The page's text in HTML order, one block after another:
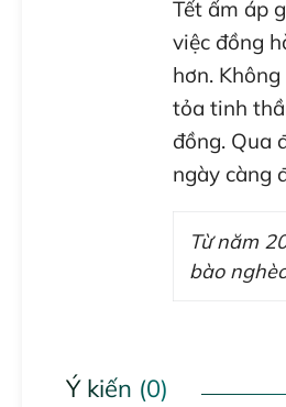
Tết ấm áp
việc đồng
hơn.
tỏa tinh
đồng. Qua
ngày càng
Từ năm
bào
Ý kiến (0)